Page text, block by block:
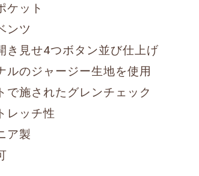
ケット
ンツ
き見せ4つボタン並び仕上げ
ルのジャージー生地を使用
で施されたグレンチェック
レッチ性
ア製